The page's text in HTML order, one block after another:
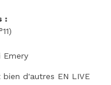
:
Emery
d'autres EN LIVE